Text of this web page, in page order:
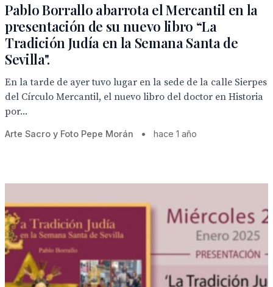
Pablo Borrallo abarrota el Mercantil en la
presentación de su nuevo libro “La
Tradición Judía en la Semana Santa de
Sevilla".
En la tarde de ayer tuvo lugar en la sede de la calle Sierpes
del Círculo Mercantil, el nuevo libro del doctor en Historia
por...
Arte Sacro y Foto Pepe Morán • hace 1 año